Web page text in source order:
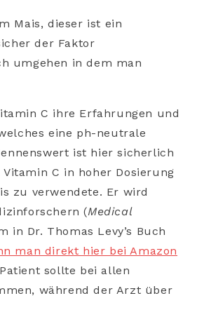
Mais, dieser ist ein
der Faktor
umgehen in dem man
C ihre Erfahrungen und
eine ph-neutrale
ist hier sicherlich
C in hoher Dosierung
zu verwendete. Er wird
(Medical
Dr. Thomas Levy’s Buch
man direkt hier bei Amazon
sollte bei allen
während der Arzt über